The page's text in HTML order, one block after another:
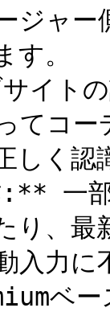
ジャ
す。
イト
コー
しく
一部
り、
入力
ベ